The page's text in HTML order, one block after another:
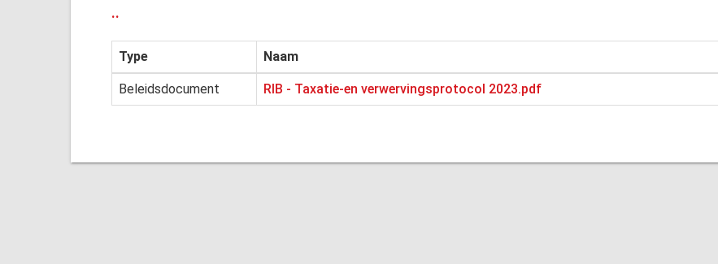
..
Type Naam
Beleidsdocument RIB - Taxatie-en verwervingsprotocol 2023.pdf